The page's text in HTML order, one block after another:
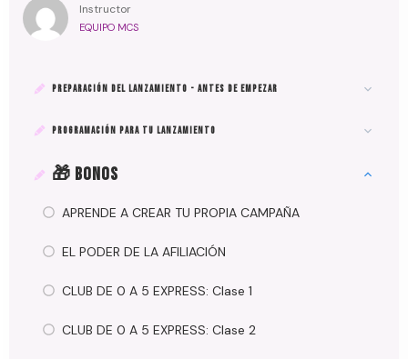
Instructor
EQUIPO MCS
PREPARACIÓN DEL LANZAMIENTO - ANTES DE EMPEZAR
PROGRAMACIÓN PARA TU LANZAMIENTO
🎁 BONOS
APRENDE A CREAR TU PROPIA CAMPAÑA
EL PODER DE LA AFILIACIÓN
CLUB DE 0 A 5 EXPRESS: Clase 1
CLUB DE 0 A 5 EXPRESS: Clase 2